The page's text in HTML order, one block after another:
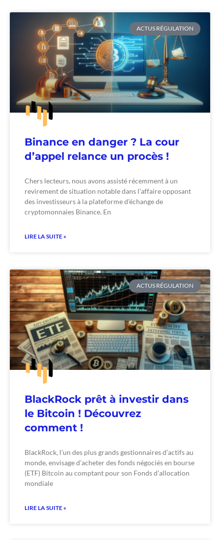
ACTUS RÉGULATION
Binance en danger ? La cour
d’appel relance un procès !
Chers lecteurs, nous avons assisté récemment à un
revirement de situation notable dans l’affaire opposant
des investisseurs à la plateforme d’échange de
cryptomonnaies Binance. En
LIRE LA SUITE »
ACTUS RÉGULATION
BlackRock prêt à investir dans
le Bitcoin ! Découvrez
comment !
BlackRock, l’un des plus grands gestionnaires d’actifs au
monde, envisage d’acheter des fonds négociés en bourse
(ETF) Bitcoin au comptant pour son Fonds d’allocation
mondiale
LIRE LA SUITE »